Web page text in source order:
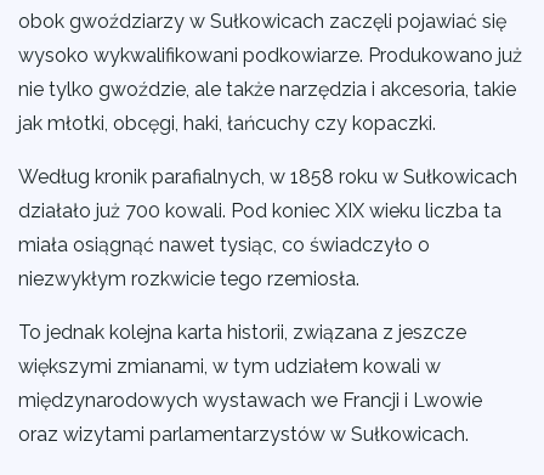
obok gwoździarzy w Sułkowicach zaczęli pojawiać się
wysoko wykwalifikowani podkowiarze. Produkowano już
nie tylko gwoździe, ale także narzędzia i akcesoria, takie
jak młotki, obcęgi, haki, łańcuchy czy kopaczki.
Według kronik parafialnych, w 1858 roku w Sułkowicach
działało już 700 kowali. Pod koniec XIX wieku liczba ta
miała osiągnąć nawet tysiąc, co świadczyło o
niezwykłym rozkwicie tego rzemiosła.
To jednak kolejna karta historii, związana z jeszcze
większymi zmianami, w tym udziałem kowali w
międzynarodowych wystawach we Francji i Lwowie
oraz wizytami parlamentarzystów w Sułkowicach.